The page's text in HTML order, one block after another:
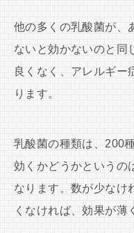
他の多くの乳酸菌が、
ないと効かないのと同
良くなく、アレルギー
ります。
乳酸菌の種類は、200
効くかどうかというの
なります。数が少なけ
くなければ、効果が薄